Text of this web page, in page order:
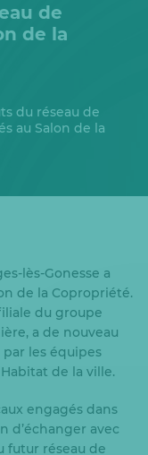
de
de la
du réseau de
au Salon de la
lès-Gonesse a
de la Copropriété.
du groupe
a de nouveau
les équipes
de la ville.
engagés dans
d’échanger avec
futur réseau de